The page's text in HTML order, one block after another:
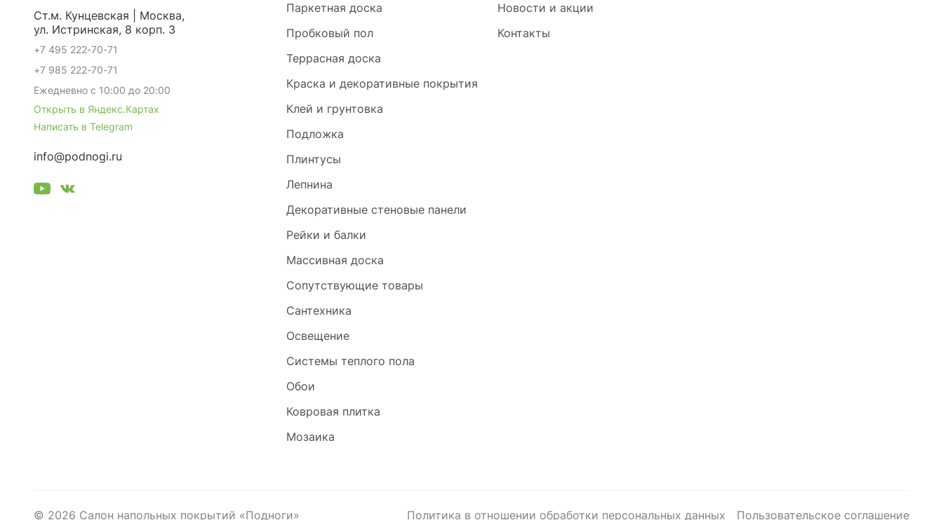
Паркетная доска
Пробковый пол
Террасная доска
Краска и декоративные покрытия
Клей и грунтовка
Подложка
Плинтусы
Лепнина
Декоративные стеновые панели
Рейки и балки
Массивная доска
Сопутствующие товары
Сантехника
Освещение
Системы теплого пола
Обои
Ковровая плитка
Мозаика
Новости и акции
Контакты
Ст.м. Кунцевская | Москва,
ул. Истринская, 8 корп. 3
+7 495 222-70-71
+7 985 222-70-71
Ежедневно с 10:00 до 20:00
Открыть в Яндекс.Картах
Написать в Telegram
info@podnogi.ru
© 2026 Салон напольных покрытий «Подноги» Политика в отношении обработки персональных данных Пользовательское соглашение